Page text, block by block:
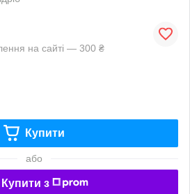
на сайті — 300 ₴
Купити
або
Купити з